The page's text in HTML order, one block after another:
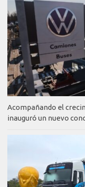
Acompañando el
inauguró un nuevo